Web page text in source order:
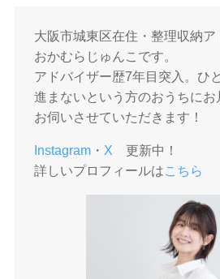
大阪市城東区在住・整理収納ア
おかむらじゅんこです。
アドバイザー歴7年目突入。ひ
進まないという方のおうちにお
お伺いさせていただきます！
Instagram ・ X 更新中！
詳しいプロフィールはこちら